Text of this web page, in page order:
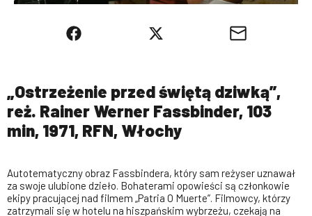
„Ostrzeżenie przed świętą dziwką”,
reż. Rainer Werner Fassbinder, 103
min, 1971, RFN, Włochy
Autotematyczny obraz Fassbindera, który sam reżyser uznawał
za swoje ulubione dzieło. Bohaterami opowieści są członkowie
ekipy pracującej nad filmem „Patria O Muerte”. Filmowcy, którzy
zatrzymali się w hotelu na hiszpańskim wybrzeżu, czekają na